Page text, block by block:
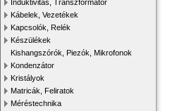
Induktivitás, Transzformátor
Kábelek, Vezetékek
Kapcsolók, Relék
Készülékek
Kishangszórók, Piezók, Mikrofonok
Kondenzátor
Kristályok
Matricák, Feliratok
Méréstechnika